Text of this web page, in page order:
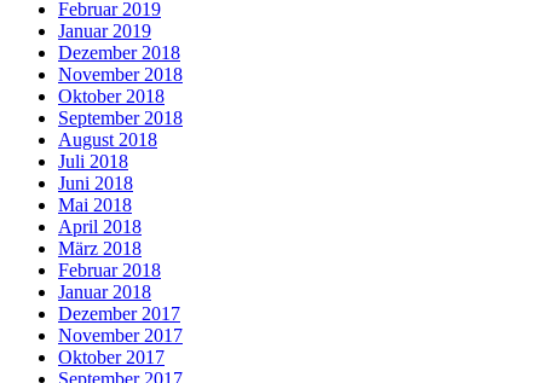
Februar 2019
Januar 2019
Dezember 2018
November 2018
Oktober 2018
September 2018
August 2018
Juli 2018
Juni 2018
Mai 2018
April 2018
März 2018
Februar 2018
Januar 2018
Dezember 2017
November 2017
Oktober 2017
September 2017